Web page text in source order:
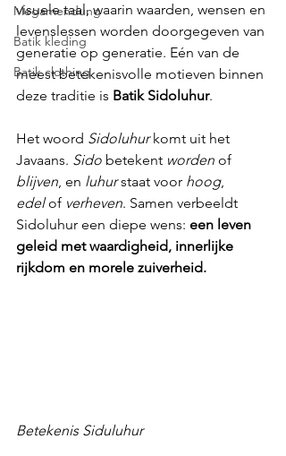
Megamendung
Batik kleding
Batik clothing
visuele taal, waarin waarden, wensen en
levenslessen worden doorgegeven van
generatie op generatie. Eén van de
meest betekenisvolle motieven binnen
deze traditie is Batik Sidoluhur.
Het woord Sidoluhur komt uit het
Javaans. Sido betekent worden of
blijven, en luhur staat voor hoog,
edel of verheven. Samen verbeeldt
Sidoluhur een diepe wens: een leven
geleid met waardigheid, innerlijke
rijkdom en morele zuiverheid.
Betekenis Siduluhur